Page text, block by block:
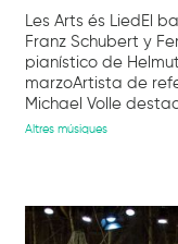
Les Arts és LiedEl
Franz Schubert y
pianístico de
marzoArtista de
Michael Volle
Altres músiques